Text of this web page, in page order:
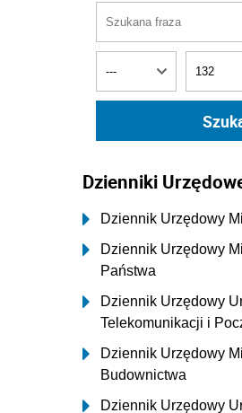
Dzienniki
Dziennik Urzędowy
Dziennik Urzędowy
Państwa
Dziennik Urzędowy
Telekomunikacji i
Dziennik Urzędowy
Budownictwa
Dziennik Urzędowy